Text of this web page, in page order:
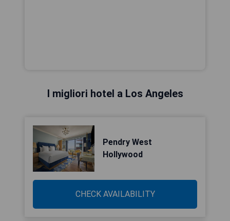
I migliori hotel a Los Angeles
Pendry West
Hollywood
CHECK AVAILABILITY